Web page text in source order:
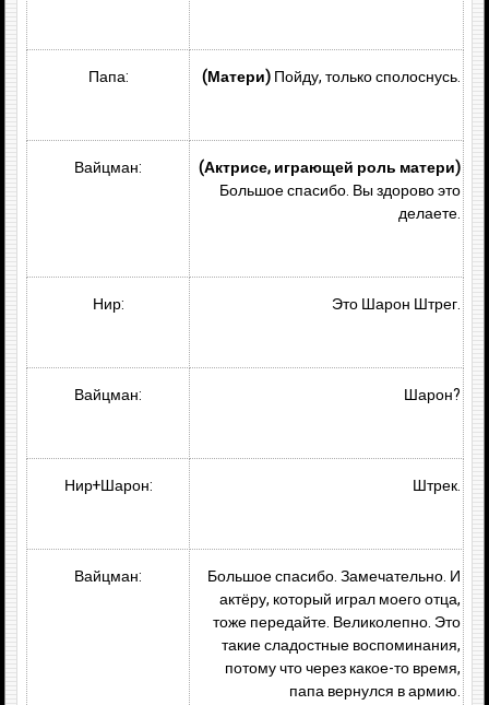
Папа: (Матери)Пойду, только сполоснусь.
Вайцман:
(Актрисе, играющей роль матери)
Большое спасибо. Вы здорово это
делаете.
Нир: Это Шарон Штрег.
Вайцман: Шарон?
Нир+Шарон: Штрек.
Вайцман:
Большое спасибо. Замечательно. И
актёру, который играл моего отца,
тоже передайте. Великолепно. Это
такие сладостные воспоминания,
потому что через какое-то время,
папа вернулся в армию.